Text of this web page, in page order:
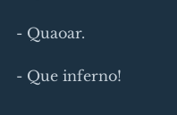
- Quaoar.
- Que inferno!